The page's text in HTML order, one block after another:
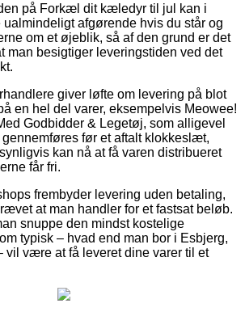
på Forkæl dit kæledyr til jul kan i
afgørende hvis du står og
om et øjeblik, så af den grund er det
man besigtiger leveringstiden ved det
giver løfte om levering på blot
en hel del varer, eksempelvis Meowee!
Godbidder & Legetøj, som alligevel
før et aftalt klokkeslæt,
kan nå at få varen distribueret
får fri.
frembyder levering uden betaling,
at man handler for et fastsat beløb.
snuppe den mindst kostelige
typisk – hvad end man bor i Esbjerg,
vil være at få leveret dine varer til et